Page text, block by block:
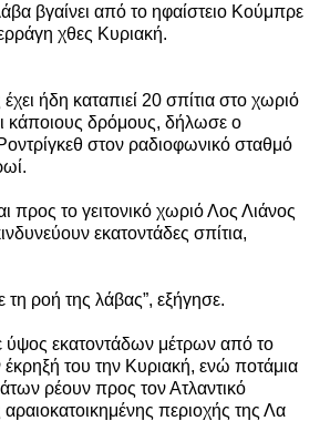
βγαίνει από το ηφαίστειο Κούμπρε
χθες Κυριακή.
ήδη καταπιεί 20 σπίτια στο χωριό
δρόμους, δήλωσε ο
στον ραδιοφωνικό σταθμό
προς το γειτονικό χωριό Λος Λιάνος
εκατοντάδες σπίτια,
ροή της λάβας”, εξήγησε.
ύψος εκατοντάδων μέτρων από το
έκρηξή του την Κυριακή, ενώ ποτάμια
ρέουν προς τον Ατλαντικό
περιοχής της Λα